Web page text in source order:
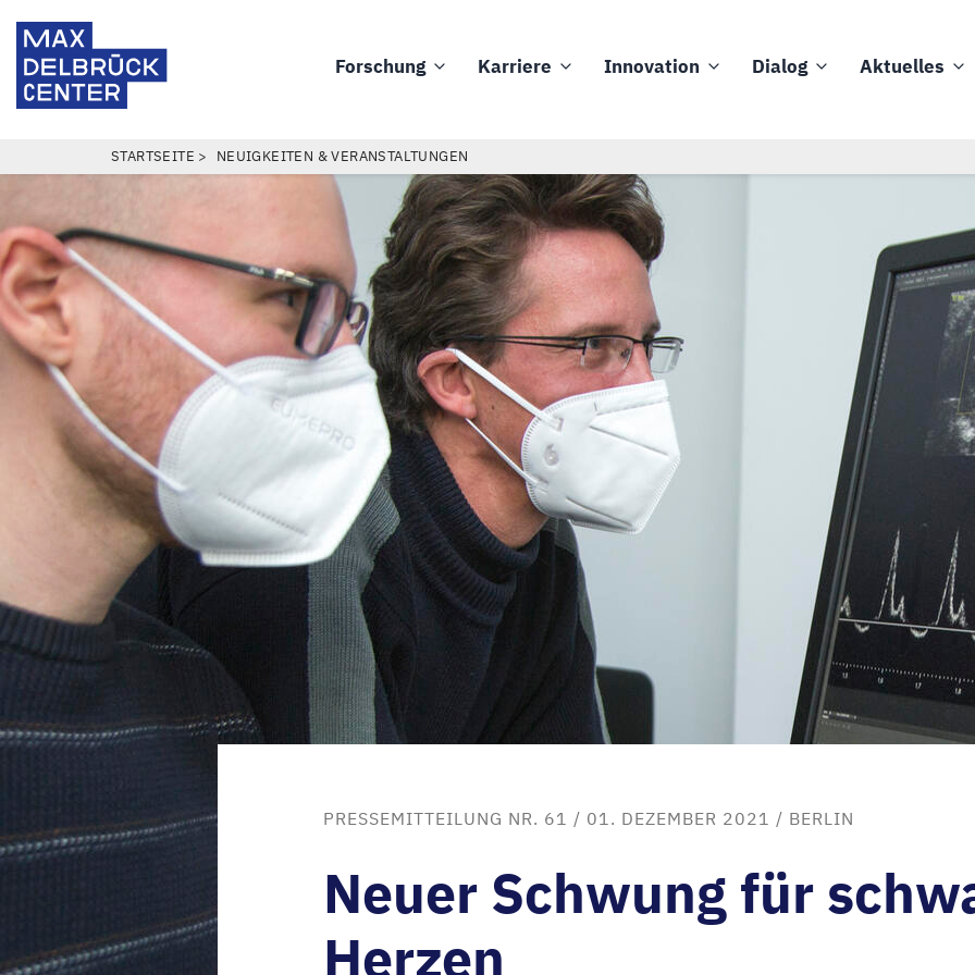
zum
Inhalt
Forschung Karriere Innovation Dialog Aktuelles
PFADNAVIGATION
STARTSEITE NEUIGKEITEN & VERANSTALTUNGEN
PRESSEMITTEILUNG NR. 61 / 01. DEZEMBER 2021 / BERLIN
Neuer Schwung für
Herzen